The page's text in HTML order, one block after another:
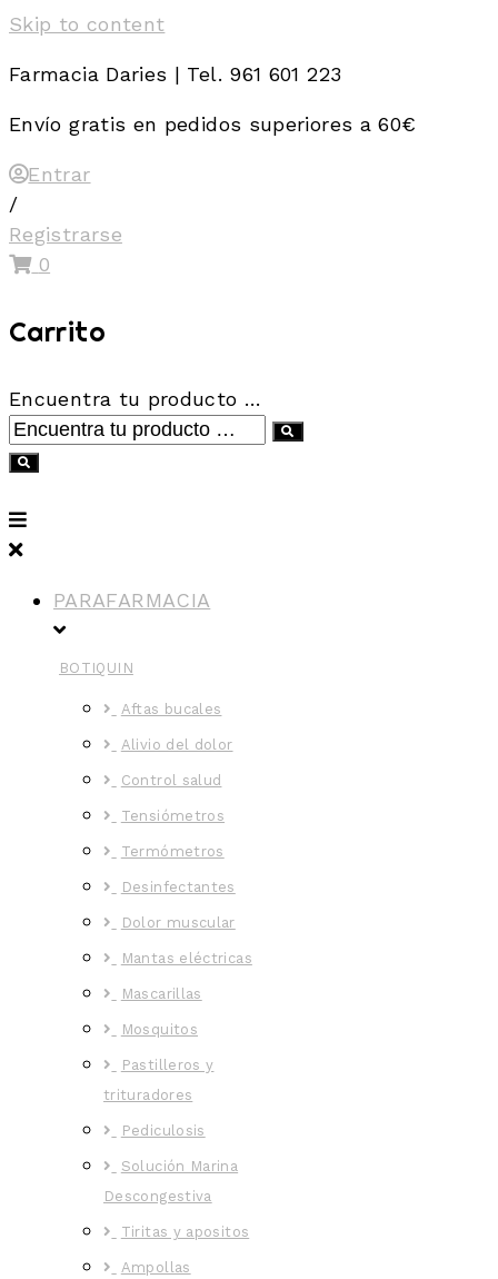
Skip to content
Farmacia Daries | Tel. 961 601 223
Envío gratis en pedidos superiores a 60€
Entrar
/
Registrarse
0
Carrito
Encuentra tu producto …
PARAFARMACIA
BOTIQUIN
Aftas bucales
Alivio del dolor
Control salud
Tensiómetros
Termómetros
Desinfectantes
Dolor muscular
Mantas eléctricas
Mascarillas
Mosquitos
Pastilleros y
trituradores
Pediculosis
Solución Marina
Descongestiva
Tiritas y apositos
Ampollas